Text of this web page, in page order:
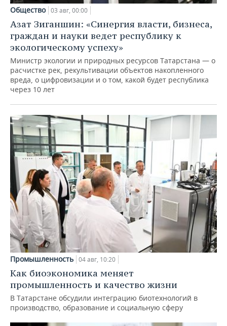
Общество 03 авг, 00:00
Азат Зиганшин: «Синергия власти, бизнеса,
граждан и науки ведет республику к
экологическому успеху»
Министр экологии и природных ресурсов Татарстана — о
расчистке рек, рекультивации объектов накопленного
вреда, о цифровизации и о том, какой будет республика
через 10 лет
Промышленность 04 авг, 10:20
Как биоэкономика меняет
промышленность и качество жизни
В Татарстане обсудили интеграцию биотехнологий в
производство, образование и социальную сферу